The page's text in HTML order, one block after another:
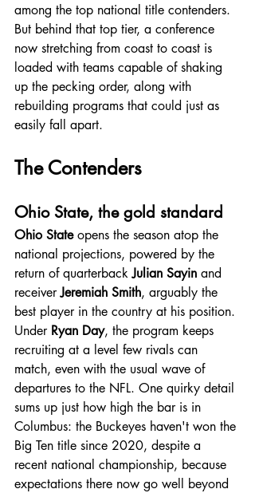
among the top national title contenders.
But behind that top tier, a conference
now stretching from coast to coast is
loaded with teams capable of shaking
up the pecking order, along with
rebuilding programs that could just as
easily fall apart.
The Contenders
Ohio State, the gold standard
Ohio State opens the season atop the
national projections, powered by the
return of quarterback Julian Sayin and
receiver Jeremiah Smith, arguably the
best player in the country at his position.
Under Ryan Day, the program keeps
recruiting at a level few rivals can
match, even with the usual wave of
departures to the NFL. One quirky detail
sums up just how high the bar is in
Columbus: the Buckeyes haven't won the
Big Ten title since 2020, despite a
recent national championship, because
expectations there now go well beyond